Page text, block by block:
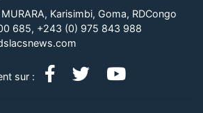
Karisimbi, Goma, RDCongo
685, +243 (0) 975 843 988
sur :